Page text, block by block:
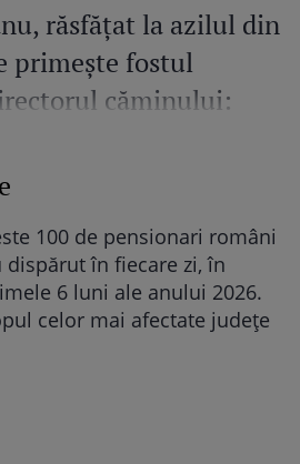
răsfățat la azilul din
primește fostul
căminului:
100 de pensionari români
dispărut în fiecare zi, în
6 luni ale anului 2026.
celor mai afectate județe